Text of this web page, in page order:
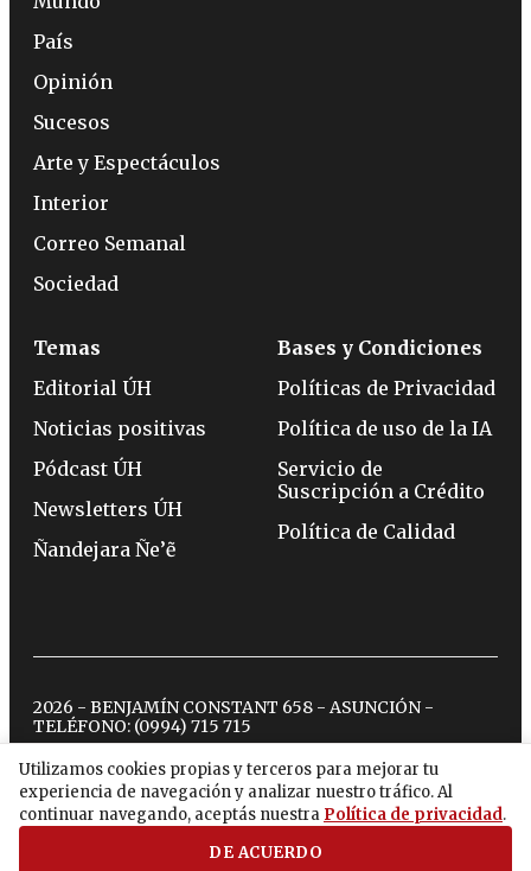
Utilizamos cookies propias y terceros para mejorar tu
experiencia de navegación y analizar nuestro tráfico. Al
continuar navegando, aceptás nuestra Política de privacidad.
DE ACUERDO
País
Opinión
Sucesos
Arte y Espectáculos
Interior
Correo Semanal
Sociedad
Temas
Editorial ÚH
Noticias positivas
Pódcast ÚH
Newsletters ÚH
Ñandejara Ñe’ẽ
Bases y Condiciones
Políticas de Privacidad
Política de uso de la IA
Servicio de
Suscripción a Crédito
Política de Calidad
2026 - BENJAMÍN CONSTANT 658 - ASUNCIÓN -
TELÉFONO: (0994) 715 715
twitterinstagram
facebook
tiktokyoutubespotify